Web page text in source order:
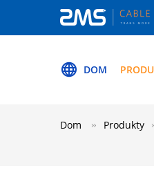
DOM
Dom Produkty